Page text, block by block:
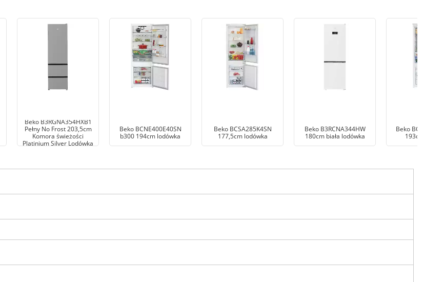
Beko B3RGNA354HXB1
Pełny No Frost 203,5cm
Komora świeżości
Platinium Silver Lodówka
Beko BCNE400E40SN
b300 194cm lodówka
Beko BCSA285K4SN
177,5cm lodówka
Beko B3RCNA344HW
180cm biała lodówka
Beko